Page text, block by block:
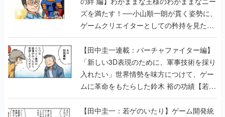
ズを満たす！──小山順一朗が貫く姿勢に、
ゲームクリエイターとしての矜持を見た
【若ゲのいたり最終回】
【田中圭一連載：バーチャファイター編】
「新しい3D表現のために、軍事技術を採り
入れたい」世界情勢を味方につけて、ゲー
ムに革命をもたらした鈴木 裕の功績【若ゲ
のいたり】
【田中圭一：若ゲのいたり】ゲーム開発統